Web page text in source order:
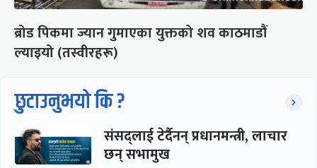
ब्रोड पिकमा ज्यान गुमाएका युक्तको शव काठमाडौं
ल्याइयो (तस्वीरहरू)
छुटाउनुभयो कि ?
संसद्लाई टेर्दैनन् प्रधानमन्त्री, लाचार
छन् सभामुख